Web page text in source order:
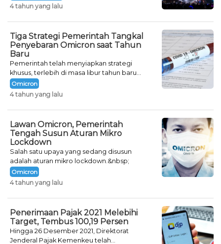
4 tahun yang lalu
Tiga Strategi Pemerintah Tangkal
Penyebaran Omicron saat Tahun
Baru
Pemerintah telah menyiapkan strategi
khusus, terlebih di masa libur tahun baru
seperti saat ini.
Omicron
4 tahun yang lalu
Lawan Omicron, Pemerintah
Tengah Susun Aturan Mikro
Lockdown
Salah satu upaya yang sedang disusun
adalah aturan mikro lockdown.&nbsp;
Omicron
4 tahun yang lalu
Penerimaan Pajak 2021 Melebihi
Target, Tembus 100,19 Persen
Hingga 26 Desember 2021, Direktorat
Jenderal Pajak Kemenkeu telah